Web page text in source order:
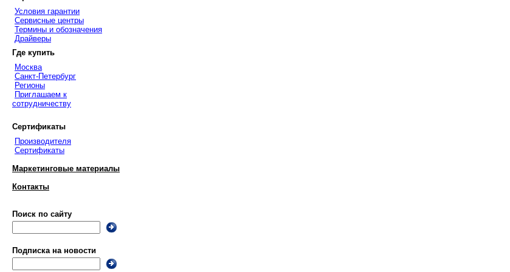
Условия гарантии
Сервисные центры
Термины и обозначения
Драйверы
Где купить
Москва
Санкт-Петербург
Регионы
Приглашаем к
сотрудничеству
Сертификаты
Производителя
Сертификаты
Маркетинговые материалы
Контакты
Поиск по сайту
Подписка на новости